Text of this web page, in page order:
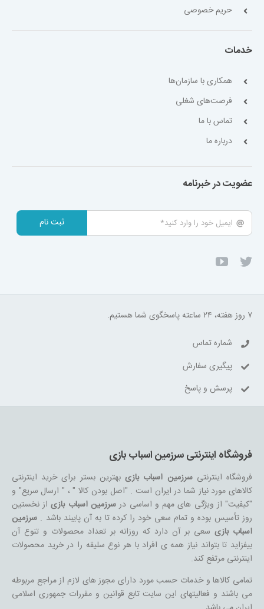
حریم خصوصی
خدمات
همکاری با سازمان‌ها
فرصت‌های شغلی
تماس با ما
درباره ما
عضویت در خبرنامه
ثبت نام
۷ روز هفته، ۲۴ ساعته پاسخگوی شما هستیم.
شماره تماس
پیگیری سفارش
پرسش و پاسخ
فروشگاه اینترنتی سرزمین اسباب بازی
فروشگاه اینترنتیسرزمین اسباب بازیبهترین بستر برای خرید اینترنتی
کالاهای مورد نیاز شما در ایران است . "اصل بودن کالا " ، " ارسال سریع" و
"کیفیت" از ویژگی های مهم و اساسی در سرزمین اسباب بازیاز نخستین
روز تأسیس بوده و تمام سعی خود را کرده تا به آن پایبند باشد .سرزمین
اسباب بازیسعی بر آن دارد که روزانه بر تعداد محصولات و تنوع آن
بیفزاید تا بتواند نیاز همه ی افراد با هر نوع سلیقه را در خرید محصولات
اینترنتی مرتفع کند.
تمامی کالاها و خدمات حسب مورد دارای مجوز های لازم از مراجع مربوطه
می باشند و فعالیتهای این سایت تابع قوانین و مقررات جمهوری اسلامی